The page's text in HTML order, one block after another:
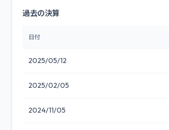
過去の決算
日付
2025/05/12
2025/02/05
2024/11/05